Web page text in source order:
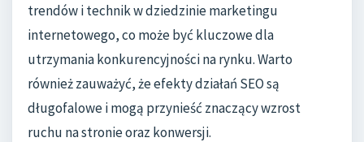
trendów i technik w dziedzinie marketingu
internetowego, co może być kluczowe dla
utrzymania konkurencyjności na rynku. Warto
również zauważyć, że efekty działań SEO są
długofalowe i mogą przynieść znaczący wzrost
ruchu na stronie oraz konwersji.